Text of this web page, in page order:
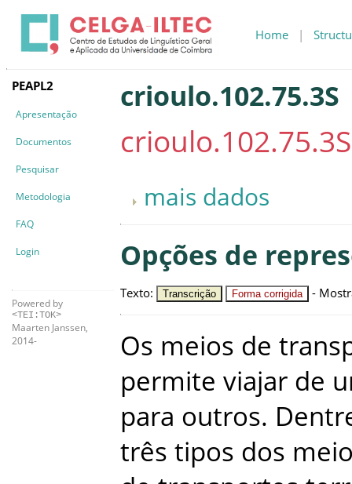
Home |
PEAPL2
Apresentação
Documentos
Pesquisar
Metodologia
FAQ
Login
Powered by
<TEI:TOK>
Maarten Janssen,
2014-
crioulo.102.75.3S
crioulo.102.75.3S
mais dados
Opções de
Texto: Transcrição Forma corrigida -
Os meios de
permite viajar de
para outros.
três tipos dos